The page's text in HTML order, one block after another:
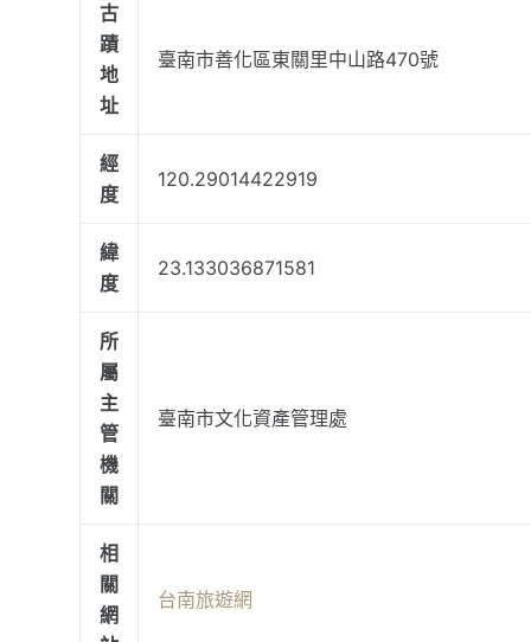
古
蹟
地
址
臺南市善化區東關里中山路470號
經
度
120.29014422919
緯
度
23.133036871581
所
屬
主
管
機
關
臺南市文化資產管理處
相
關
網
台南旅遊網